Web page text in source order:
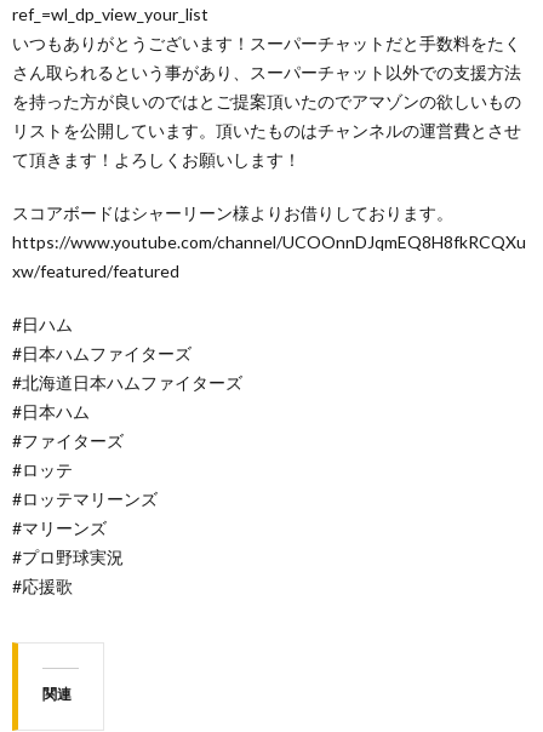
ref_=wl_dp_view_your_list
いつもありがとうございます！スーパーチャットだと手数料をたく
さん取られるという事があり、スーパーチャット以外での支援方法
を持った方が良いのではとご提案頂いたのでアマゾンの欲しいもの
リストを公開しています。頂いたものはチャンネルの運営費とさせ
て頂きます！よろしくお願いします！
スコアボードはシャーリーン様よりお借りしております。
https://www.youtube.com/channel/UCOOnnDJqmEQ8H8fkRCQXu
xw/featured/featured
#日ハム
#日本ハムファイターズ
#北海道日本ハムファイターズ
#日本ハム
#ファイターズ
#ロッテ
#ロッテマリーンズ
#マリーンズ
#プロ野球実況
#応援歌
関連